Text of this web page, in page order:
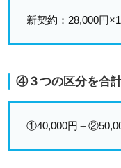
新契約：28,000円
④３つの区分を合
①40,000円＋